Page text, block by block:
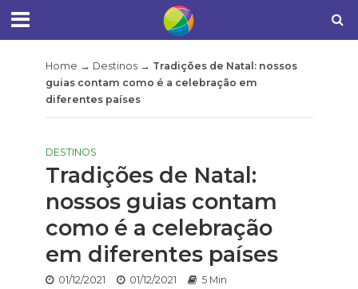
Home → Destinos→ Tradições de Natal: nossos
guias contam como é a celebração em
diferentes países
DESTINOS
Tradições de Natal:
nossos guias contam
como é a celebração
em diferentes países
01/12/2021 01/12/2021 5 Min